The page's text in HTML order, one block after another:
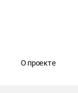
О проекте